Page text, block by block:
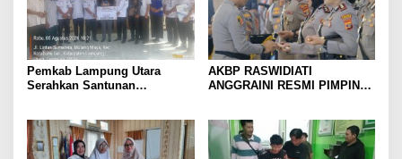
Pemkab Lampung Utara
Serahkan Santunan
AKBP RASWIDIATI
ANGGRAINI RESMI PIMPIN
KAMTIBMAS DAN
PELAYANAN PRESISI